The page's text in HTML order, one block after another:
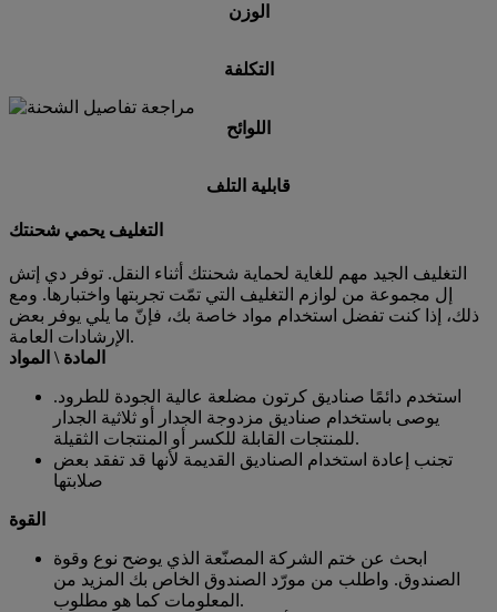
الوزن
التكلفة
اللوائح
قابلية التلف
التغليف يحمي شحنتك
التغليف الجيد مهم للغاية لحماية شحنتك أثناء النقل. توفر دي إتش
إل مجموعة من لوازم التغليف التي تمّت تجربتها واختبارها. ومع
ذلك، إذا كنت تفضل استخدام مواد خاصة بك، فإنّ ما يلي يوفر بعض
الإرشادات العامة.
المادة \ المواد
استخدم دائمًا صناديق كرتون مضلعة عالية الجودة للطرود.
يوصى باستخدام صناديق مزدوجة الجدار أو ثلاثية الجدار
للمنتجات القابلة للكسر أو المنتجات الثقيلة.
تجنب إعادة استخدام الصناديق القديمة لأنها قد تفقد بعض
صلابتها
القوة
ابحث عن ختم الشركة المصنّعة الذي يوضح نوع وقوة
الصندوق. واطلب من مورّد الصندوق الخاص بك المزيد من
المعلومات كما هو مطلوب.